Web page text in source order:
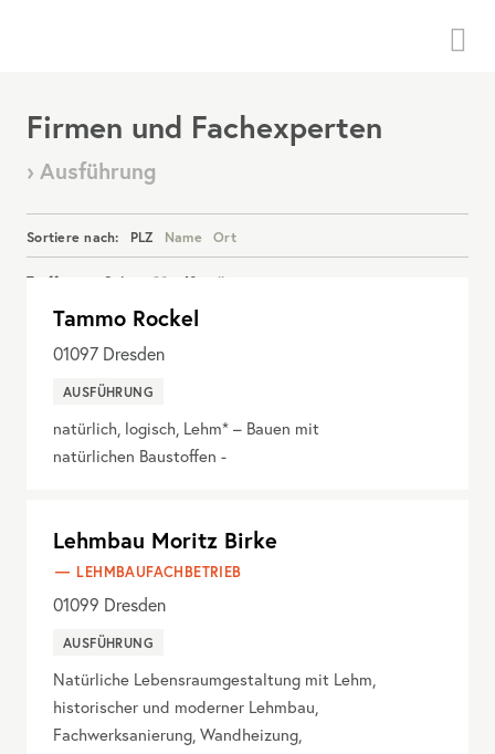
Firmen und Fachexperten
› Ausführung
Sortiere nach: PLZ Name Ort
Treffer pro Seite: 20 40 alle
Details anzeigen
Tammo Rockel
01097 Dresden
AUSFÜHRUNG
natürlich, logisch, Lehm* – Bauen mit
natürlichen Baustoffen -
Lehmbau Moritz Birke
LEHMBAUFACHBETRIEB
01099 Dresden
AUSFÜHRUNG
Natürliche Lebensraumgestaltung mit Lehm,
historischer und moderner Lehmbau,
Fachwerksanierung, Wandheizung,